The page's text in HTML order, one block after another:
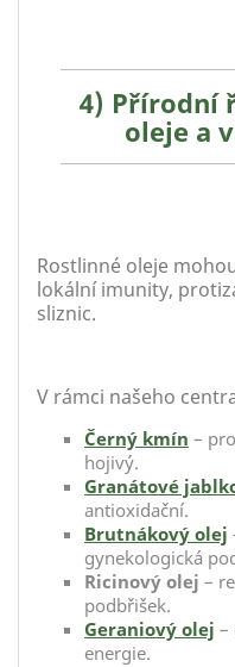
4) Přírodní
oleje a
Rostlinné oleje
lokální imunity,
sliznic.
V rámci našeho
Černý kmín –
hojivý.
Granátové
antioxidační.
Brutnákový olej
gynekologická
Ricinový olej –
podbřišek.
Geraniový olej –
energie.